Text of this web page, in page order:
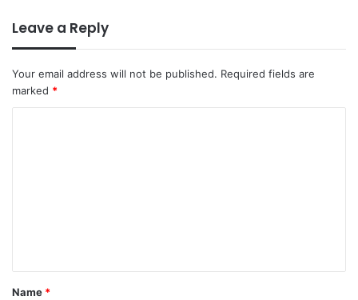
Leave a Reply
Your email address will not be published. Required fields are
marked *
*
Name *